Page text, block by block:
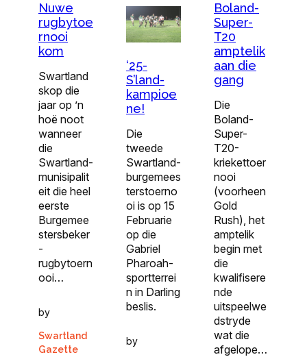
Nuwe
rugbytoe
rnooi
kom
Swartland
skop die
jaar op ’n
hoë noot
wanneer
die
Swartland-
munisipalit
eit die heel
eerste
Burgemee
stersbeker
-
rugbytoern
ooi…
by
Swartland
Gazette
‘25-
S’land-
kampioe
ne!
Die
tweede
Swartland-
burgemees
terstoerno
oi is op 15
Februarie
op die
Gabriel
Pharoah-
sportterrei
n in Darling
beslis.
by
Boland-
Super-
T20
amptelik
aan die
gang
Die
Boland-
Super-
T20-
kriekettoer
nooi
(voorheen
Gold
Rush), het
amptelik
begin met
die
kwalifisere
nde
uitspeelwe
dstryde
wat die
afgelope…